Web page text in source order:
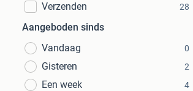
Verzenden 28
Aangeboden sinds
Vandaag
0
Gisteren 2
Een week 4